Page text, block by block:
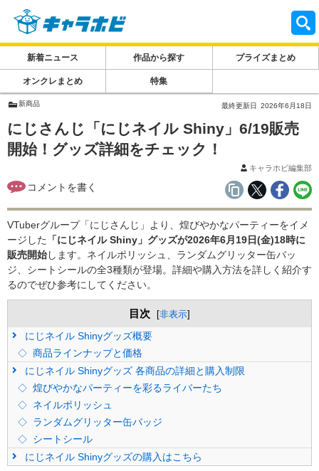
新着ニュース 作品から探す プライズまとめ
オンクレまとめ 特集
新商品 最終更新日 2026年6月18日
にじさんじ「にじネイル Shiny」6/19販売
開始！グッズ詳細をチェック！
キャラホビ編集部
VTuberグループ「にじさんじ」より、煌びやかなパーティーをイメ
ージした
「にじネイル Shiny」グッズが2026年6月19日(金)18時に
販売開始します。ネイルポリッシュ、ランダムグリッター缶バッ
ジ、シートシールの全3種類が登場。詳細や購入方法を詳しく紹介す
るのでぜひ参考にしてください。
目次 [非表示]
にじネイル Shinyグッズ概要
商品ラインナップと価格
にじネイル Shinyグッズ 各商品の詳細と購入制限
煌びやかなパーティーを彩るライバーたち
ネイルポリッシュ
ランダムグリッター缶バッジ
シートシール
にじネイル Shinyグッズの購入はこちら